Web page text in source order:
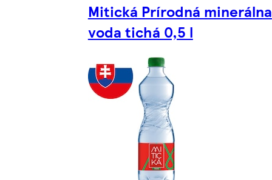
Mitická Prírodná minerálna
voda tichá 0,5 l